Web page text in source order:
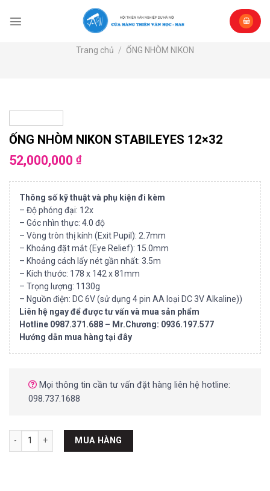
Trang chủ / ỐNG NHÒM NIKON
ỐNG NHÒM NIKON STABILEYES 12×32
52,000,000 ₫
Thông số kỹ thuật và phụ kiện đi kèm
– Độ phóng đại: 12x
– Góc nhìn thực: 4.0 độ
– Vòng tròn thị kính (Exit Pupil): 2.7mm
– Khoảng đặt mắt (Eye Relief): 15.0mm
– Khoảng cách lấy nét gần nhất: 3.5m
– Kích thước: 178 x 142 x 81mm
– Trọng lượng: 1130g
– Nguồn điện: DC 6V (sử dụng 4 pin AA loại DC 3V Alkaline))
Liên hệ ngay để được tư vấn và mua sản phẩm
Hotline 0987.371.688 – Mr.Chương: 0936.197.577
Hướng dẫn mua hàng tại đây
Mọi thông tin cần tư vấn đặt hàng liên hệ hotline:
098.737.1688
ỐNG NHÒM NIKON STABILEYES 12×32 số lượng
MUA HÀNG